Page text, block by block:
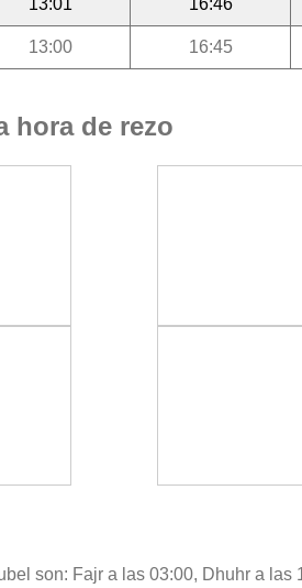
13:01 16:46
13:00 16:45
hora de rezo
son: Fajr a las 03:00, Dhuhr a las